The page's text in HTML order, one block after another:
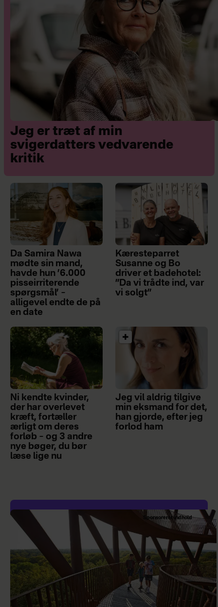
Jeg er træt af min
svigerdatters vedvarende
kritik
Da Samira Nawa
mødte sin mand,
havde hun ’6.000
pisseirriterende
spørgsmål’ –
alligevel endte de på
en date
Kæresteparret
Susanne og Bo
driver et badehotel:
”Da vi trådte ind, var
vi solgt”
Ni kendte kvinder,
der har overlevet
kræft, fortæller
ærligt om deres
forløb – og 3 andre
nye bøger, du bør
læse lige nu
Jeg vil aldrig tilgive
min eksmand for det,
han gjorde, efter jeg
forlod ham
Sponsoreret indhold